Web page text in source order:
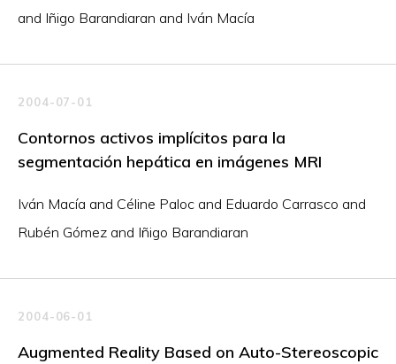
and Iñigo Barandiaran and Iván Macía
2004-07-01
Contornos activos implícitos para la
segmentación hepática en imágenes MRI
Iván Macía and Céline Paloc and Eduardo Carrasco and
Rubén Gómez and Iñigo Barandiaran
2004-06-01
Augmented Reality Based on Auto-Stereoscopic